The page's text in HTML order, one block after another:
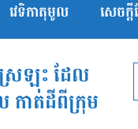
វេទិកាតុមូល សេចក្
រឡះ ដែល
កាត់ដីពីក្រុម